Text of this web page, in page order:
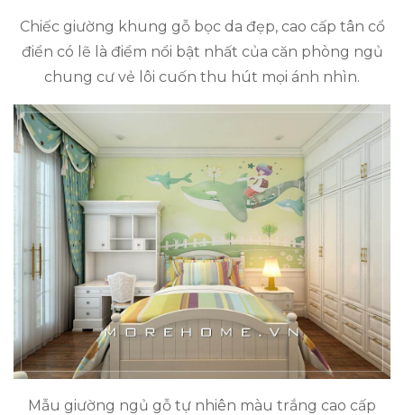
Chiếc giường khung gỗ bọc da đẹp, cao cấp tân cổ
điển có lẽ là điểm nổi bật nhất của căn phòng ngủ
chung cư vẻ lôi cuốn thu hút mọi ánh nhìn.
Mẫu giường ngủ gỗ tự nhiên màu trắng cao cấp